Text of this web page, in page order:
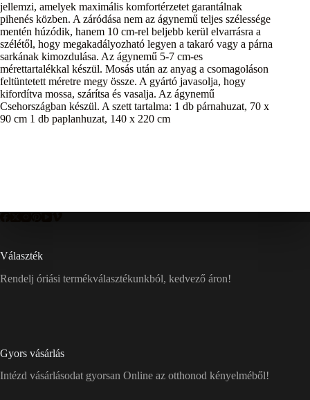
jellemzi, amelyek maximális komfortérzetet garantálnak
pihenés közben. A záródása nem az ágynemű teljes szélessége
mentén húzódik, hanem 10 cm-rel beljebb kerül elvarrásra a
szélétől, hogy megakadályozható legyen a takaró vagy a párna
sarkának kimozdulása. Az ágynemű 5-7 cm-es
mérettartalékkal készül. Mosás után az anyag a csomagoláson
feltüntetett méretre megy össze. A gyártó javasolja, hogy
kifordítva mossa, szárítsa és vasalja. Az ágynemű
Csehországban készül. A szett tartalma: 1 db párnahuzat, 70 x
90 cm 1 db paplanhuzat, 140 x 220 cm
Választék
Rendelj óriási termékválasztékunkból, kedvező áron!
Gyors vásárlás
Intézd vásárlásodat gyorsan Online az otthonod kényelméből!